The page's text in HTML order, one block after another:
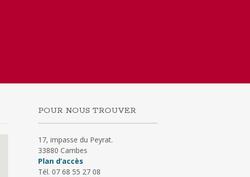
POUR NOUS TROUVER
17, impasse du Peyrat.
33880 Cambes
Plan d’accès
Tél. 07 68 55 27 08